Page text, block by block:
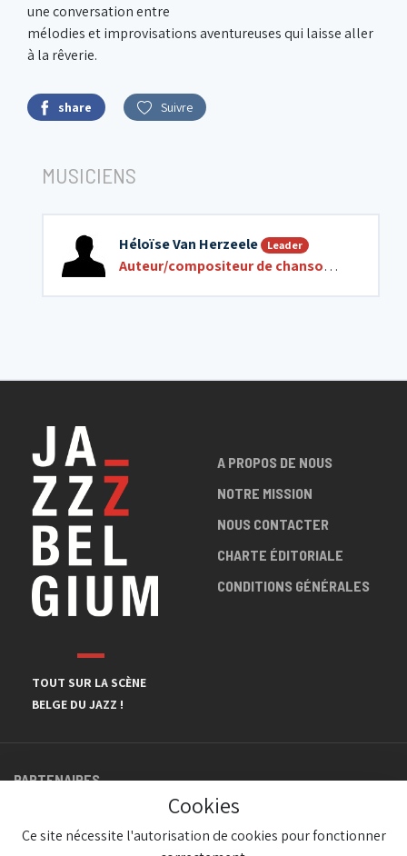
une conversation entre
mélodies et improvisations aventureuses qui laisse aller
à la rêverie.
share Suivre
MUSICIENS
Héloïse Van Herzeele Leader
Auteur/compositeur de chansons
TOUT SUR LA SCÈNE
BELGE DU JAZZ !
A PROPOS DE NOUS
NOTRE MISSION
NOUS CONTACTER
CHARTE ÉDITORIALE
CONDITIONS GÉNÉRALES
PARTENAIRES
Cookies
Ce site nécessite l'autorisation de cookies pour fonctionner